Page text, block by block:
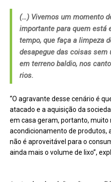
(…) Vivemos um momento
importante para quem está
tempo, que faça a limpeza
desapegue das coisas
em terreno baldio, nos
rios.
“O agravante desse cenário é
atacado e a aquisição da
em casa geram, portanto, muito
acondicionamento de produtos,
não é aproveitável para o
ainda mais o volume de lixo”,